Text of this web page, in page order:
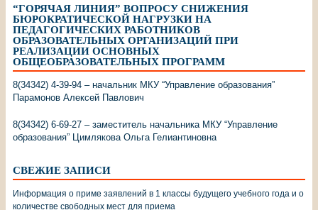
“ГОРЯЧАЯ ЛИНИЯ” ВОПРОСУ СНИЖЕНИЯ
БЮРОКРАТИЧЕСКОЙ НАГРУЗКИ НА
ПЕДАГОГИЧЕСКИХ РАБОТНИКОВ
ОБРАЗОВАТЕЛЬНЫХ ОРГАНИЗАЦИЙ ПРИ
РЕАЛИЗАЦИИ ОСНОВНЫХ
ОБЩЕОБРАЗОВАТЕЛЬНЫХ ПРОГРАММ
8(34342) 4-39-94 – начальник МКУ “Управление образования”
Парамонов Алексей Павлович
8(34342) 6-69-27 – заместитель начальника МКУ “Управление
образования” Цимлякова Ольга Гелиантиновна
СВЕЖИЕ ЗАПИСИ
Информация о приме заявлений в 1 классы будущего учебного года и о
количестве свободных мест для приема